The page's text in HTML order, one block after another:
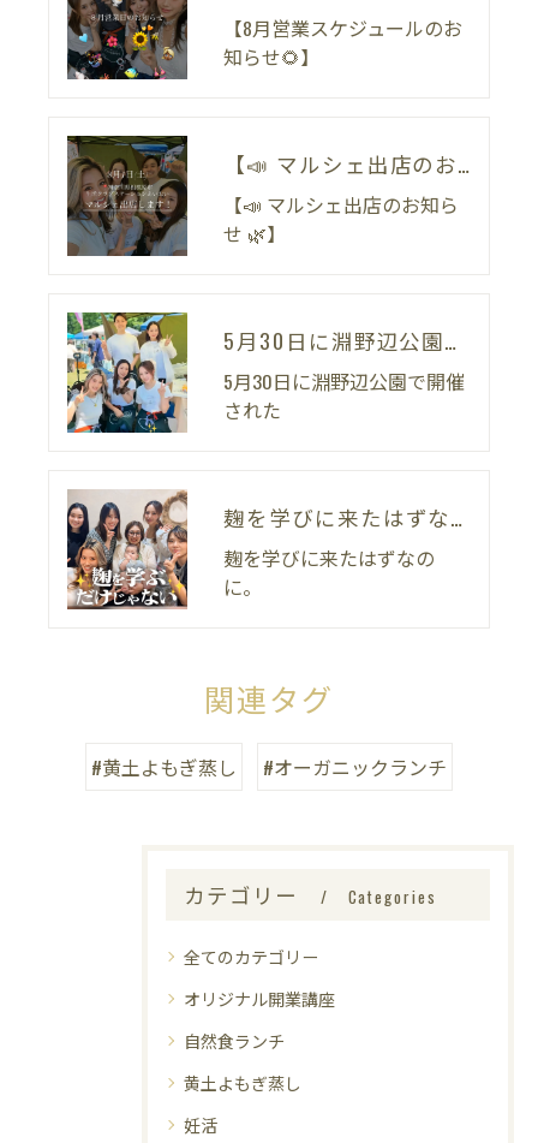
【8月営業スケジュールのお
知らせ🌻】
【📣 マルシェ出店のお知らせ 🌿】
【📣 マルシェ出店のお知ら
せ 🌿】
5月30日に淵野辺公園で開催された
5月30日に淵野辺公園で開催
された
麹を学びに来たはずなのに。
麹を学びに来たはずなの
に。
関連タグ
#黄土よもぎ蒸し #オーガニックランチ
カテゴリー Categories
全てのカテゴリー
オリジナル開業講座
自然食ランチ
黄土よもぎ蒸し
妊活